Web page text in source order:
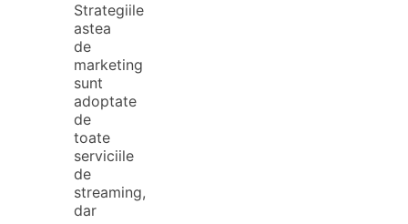
Strategiile
astea
de
marketing
sunt
adoptate
de
toate
serviciile
de
streaming,
dar